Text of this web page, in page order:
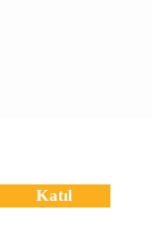
Katıl